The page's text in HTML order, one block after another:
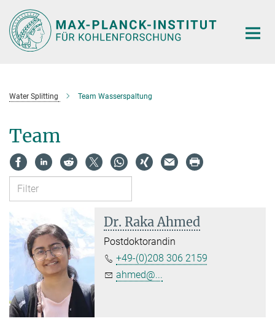
Hauptinhalt
Water Splitting Team Wasserspaltung
Team
Dr. Raka Ahmed
Postdoktorandin
+49-(0)208 306 2159
ahmed@...